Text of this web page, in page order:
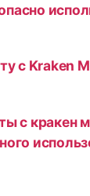
с Kraken
с кракен